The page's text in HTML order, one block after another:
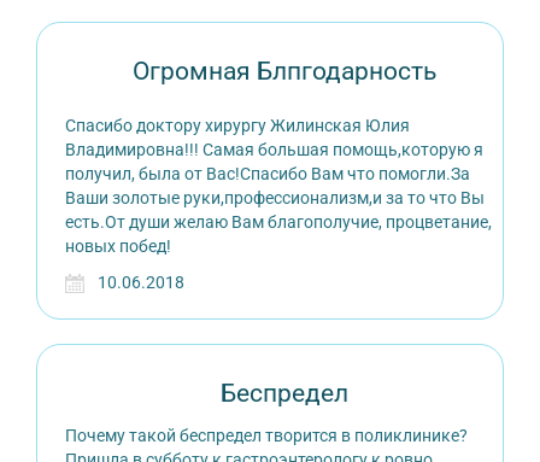
Огромная Блпгодарность
Спасибо доктору хирургу Жилинская Юлия
Владимировна!!! Самая большая помощь,которую я
получил, была от Вас!Спасибо Вам что помогли.За
Ваши золотые руки,профессионализм,и за то что Вы
есть.От души желаю Вам благополучие, процветание,
новых побед!
10.06.2018
Беспредел
Почему такой беспредел творится в поликлинике?